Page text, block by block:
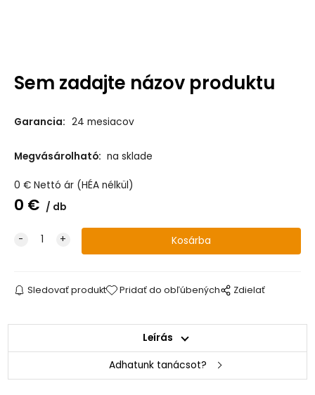
Sem zadajte názov produktu
Garancia: 24 mesiacov
Megvásárolható: na sklade
0 € Nettó ár (HÉA nélkül)
0 € db
Sledovať produkt Pridať do obľúbených Zdielať
Leírás
Adhatunk tanácsot?